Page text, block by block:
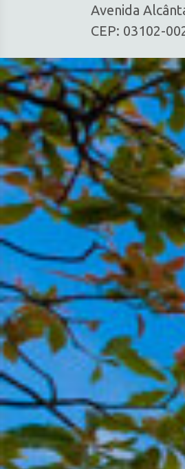
Avenida
CEP: 03102-